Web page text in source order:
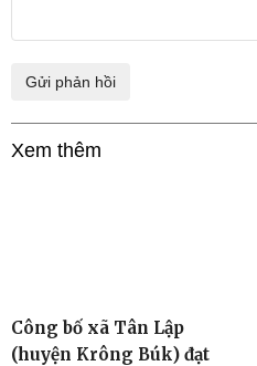
Xem thêm
Công bố xã Tân Lập
(huyện Krông Búk) đạt